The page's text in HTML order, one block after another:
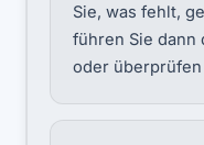
Sie, was fehlt,
führen Sie dann
oder